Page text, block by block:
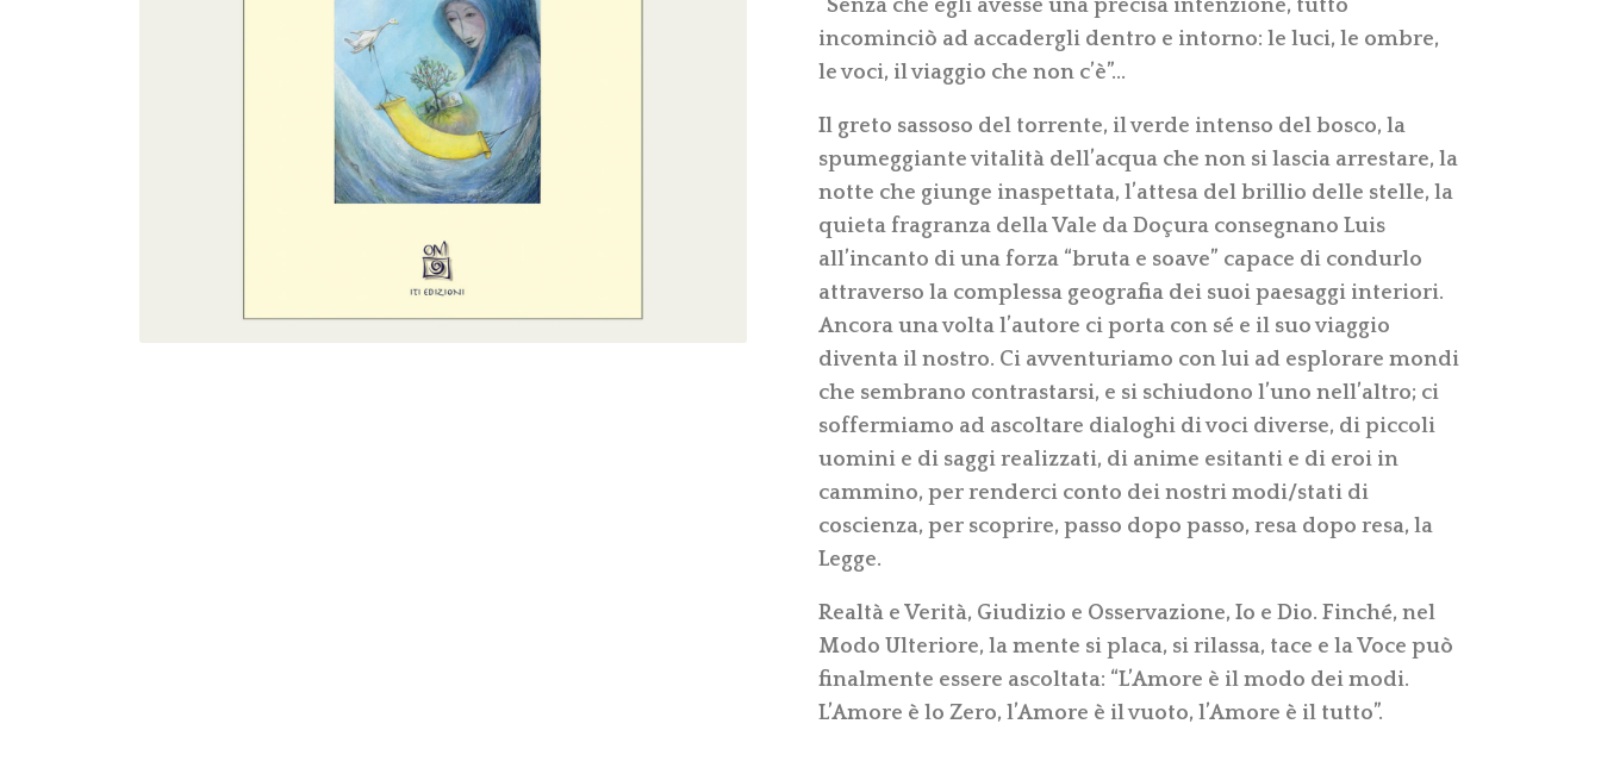
“Senza che egli avesse una precisa intenzione, tutto
incominciò ad accadergli dentro e intorno: le luci, le ombre,
le voci, il viaggio che non c’è”…
Il greto sassoso del torrente, il verde intenso del bosco, la
spumeggiante vitalità dell’acqua che non si lascia arrestare, la
notte che giunge inaspettata, l’attesa del brillio delle stelle, la
quieta fragranza della Vale da Doçura consegnano Luis
all’incanto di una forza “bruta e soave” capace di condurlo
attraverso la complessa geografia dei suoi paesaggi interiori.
Ancora una volta l’autore ci porta con sé e il suo viaggio
diventa il nostro. Ci avventuriamo con lui ad esplorare mondi
che sembrano contrastarsi, e si schiudono l’uno nell’altro; ci
soffermiamo ad ascoltare dialoghi di voci diverse, di piccoli
uomini e di saggi realizzati, di anime esitanti e di eroi in
cammino, per renderci conto dei nostri modi/stati di
coscienza, per scoprire, passo dopo passo, resa dopo resa, la
Legge.
Realtà e Verità, Giudizio e Osservazione, Io e Dio. Finché, nel
Modo Ulteriore, la mente si placa, si rilassa, tace e la Voce può
finalmente essere ascoltata: “L’Amore è il modo dei modi.
L’Amore è lo Zero, l’Amore è il vuoto, l’Amore è il tutto”.